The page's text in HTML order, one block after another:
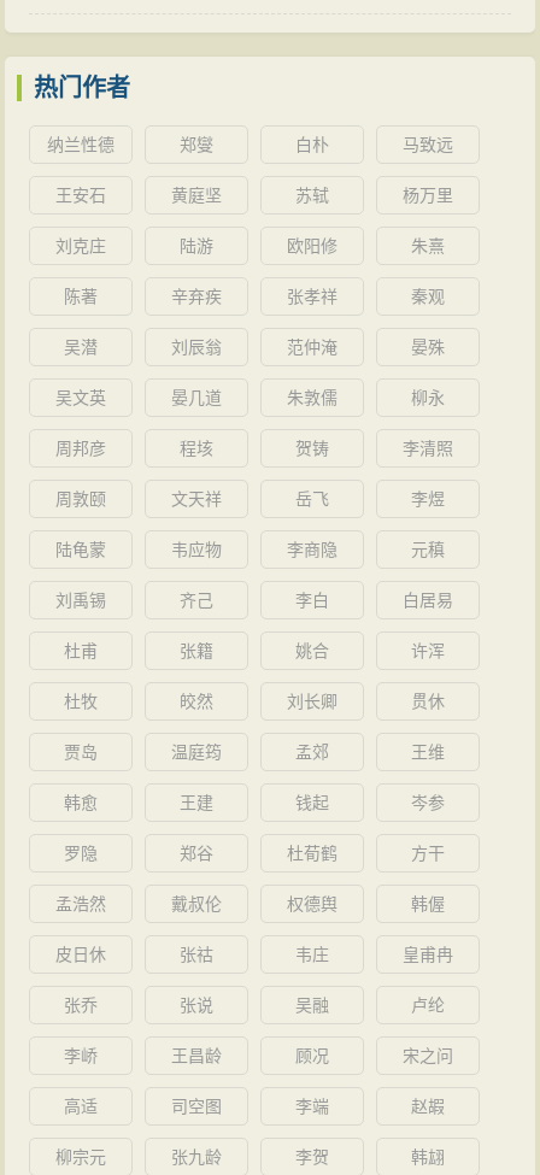
热门作者
纳兰性德 郑燮 白朴 马致远
王安石 黄庭坚 苏轼 杨万里
刘克庄 陆游 欧阳修 朱熹
陈著 辛弃疾 张孝祥 秦观
吴潜 刘辰翁 范仲淹 晏殊
吴文英 晏几道 朱敦儒 柳永
周邦彦 程垓 贺铸 李清照
周敦颐 文天祥 岳飞 李煜
陆龟蒙 韦应物 李商隐 元稹
刘禹锡 齐己 李白 白居易
杜甫 张籍 姚合 许浑
杜牧 皎然 刘长卿 贯休
贾岛 温庭筠 孟郊 王维
韩愈 王建 钱起 岑参
罗隐 郑谷 杜荀鹤 方干
孟浩然 戴叔伦 权德舆 韩偓
皮日休 张祜 韦庄 皇甫冉
张乔 张说 吴融 卢纶
李峤 王昌龄 顾况 宋之问
高适 司空图 李端 赵嘏
柳宗元 张九龄 李贺 韩翃